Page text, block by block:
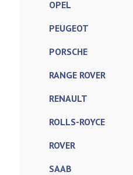
OPEL
PEUGEOT
PORSCHE
RANGE ROVER
RENAULT
ROLLS-ROYCE
ROVER
SAAB